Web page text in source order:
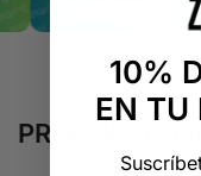
PRODUCTOS
10%
EN TU